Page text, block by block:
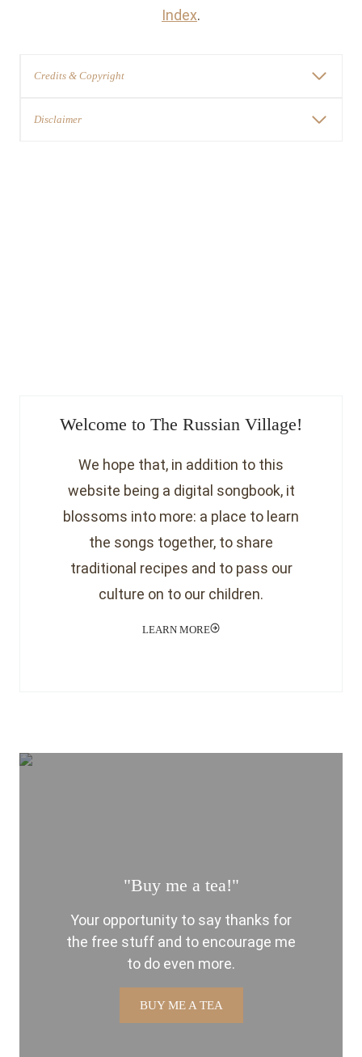
Index.
Credits & Copyright
Disclaimer
Welcome to The Russian Village!
We hope that, in addition to this
website being a digital songbook, it
blossoms into more: a place to learn
the songs together, to share
traditional recipes and to pass our
culture on to our children.
LEARN MORE
"Buy me a tea!"
Your opportunity to say thanks for
the free stuff and to encourage me
to do even more.
BUY ME A TEA